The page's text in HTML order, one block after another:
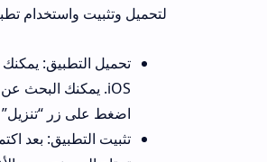
لتحميل وتثبيت واستخدام تطبيق تيليبوكس،
اضغط على زر “تنزيل” لبدء عملية التنزيل.
تثبيت التطبيق: بعد اكتمال التنزيل،